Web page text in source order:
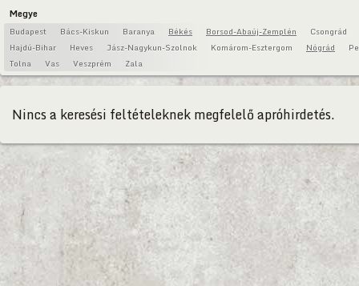
Megye
Budapest Bács-Kiskun Baranya Békés Borsod-Abaúj-Zemplén
Csongrád
Hajdú-Bihar
Heves Jász-Nagykun-Szolnok Komárom-Esztergom Nógrád
Tolna
Vas Veszprém Zala
Nincs a keresési feltételeknek megfelelő apróhirdetés.